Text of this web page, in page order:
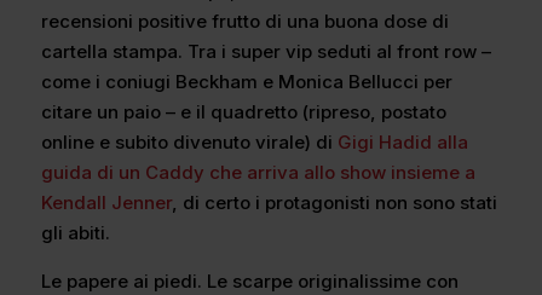
recensioni positive frutto di una buona dose di
cartella stampa. Tra i super vip seduti al front row –
come i coniugi Beckham e Monica Bellucci per
citare un paio – e il quadretto (ripreso, postato
online e subito divenuto virale) di Gigi Hadid alla
guida di un Caddy che arriva allo show insieme a
Kendall Jenner, di certo i protagonisti non sono stati
gli abiti.
Le papere ai piedi. Le scarpe originalissime con